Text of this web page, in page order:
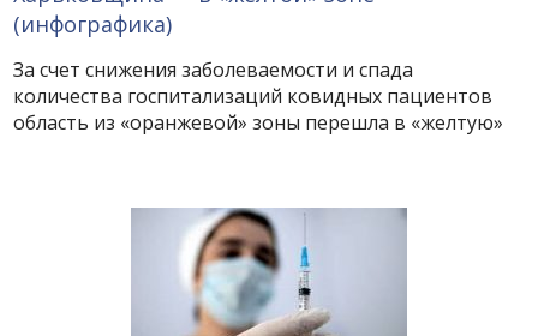
(инфографика)
За счет снижения заболеваемости и спада
количества госпитализаций ковидных пациентов
область из «оранжевой» зоны перешла в «желтую»